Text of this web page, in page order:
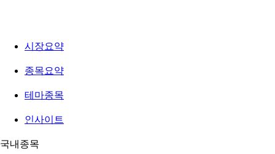
시장요약
종목요약
테마종목
인사이트
국내종목